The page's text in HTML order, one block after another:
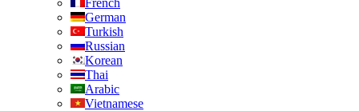
French
German
Turkish
Russian
Korean
Thai
Arabic
Vietnamese